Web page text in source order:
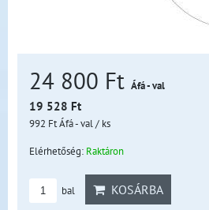
24 800 Ft Áfá - val
19 528 Ft
992 FtÁfá - val/ ks
Elérhetőség: Raktáron
bal KOSÁRBA